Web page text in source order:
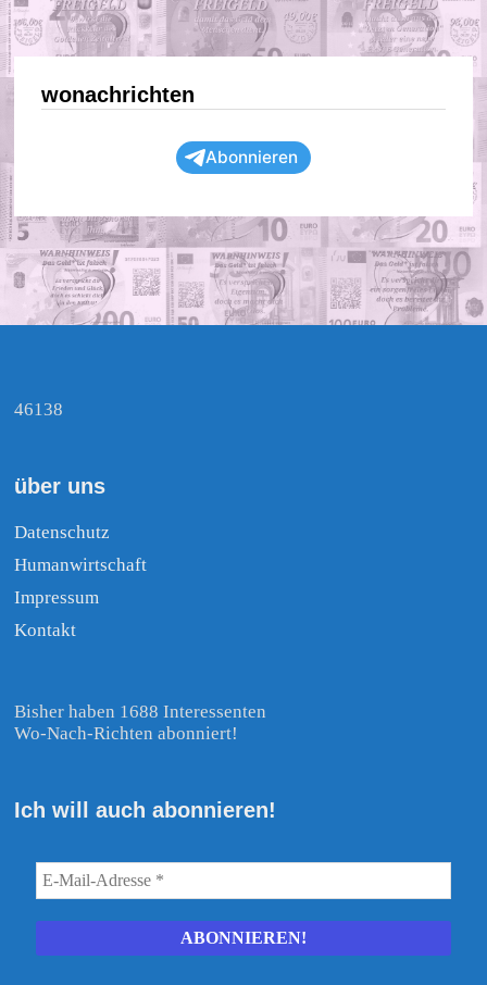
wonachrichten
Abonnieren
46138
über uns
Datenschutz
Humanwirtschaft
Impressum
Kontakt
Bisher haben 1688 Interessenten
Wo-Nach-Richten abonniert!
Ich will auch abonnieren!